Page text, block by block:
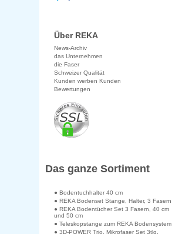
Über REKA
News-Archiv
das Unternehmen
die Faser
Schweizer Qualität
Kunden werben Kunden
Bewertungen
Das ganze Sortiment
● Bodentuchhalter 40 cm
● REKA Bodenset Stange, Halter, 3 Fasern
● REKA Bodentücher Set 3 Fasern, 40 cm
und 50 cm
● Teleskopstange zum REKA Bodensystem
● 3D-POWER Trio, Mikrofaser Set 3tlg.